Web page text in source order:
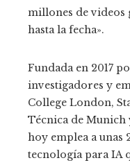
millones de videos
hasta la fecha».
Fundada en 2017
investigadores y
College London,
Técnica de Munich
hoy emplea a unas
tecnología para IA